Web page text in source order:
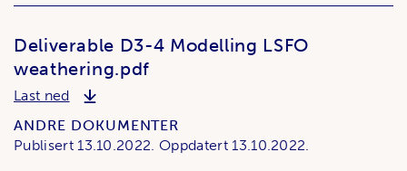
Deliverable D3-4 Modelling LSFO
weathering.pdf
Last nedDeliverable D3-4 Modelling LSFO weathering.pdf
ANDRE DOKUMENTER
Publisert13.10.2022.Oppdatert13.10.2022.